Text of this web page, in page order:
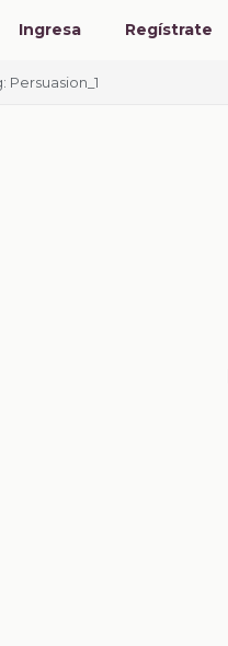
Ingresa Regístrate
Persuasion_1